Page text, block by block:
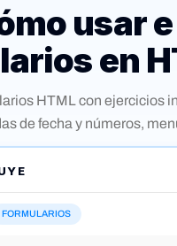
usar
en
HTML con ejercicios
de fecha y números,
y las diferencias
frontend con retos
FORMULARIOS